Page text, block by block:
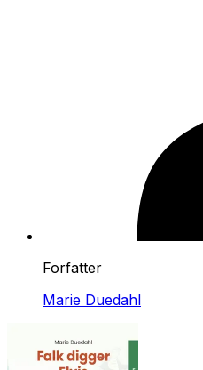
Forfatter
Marie Duedahl